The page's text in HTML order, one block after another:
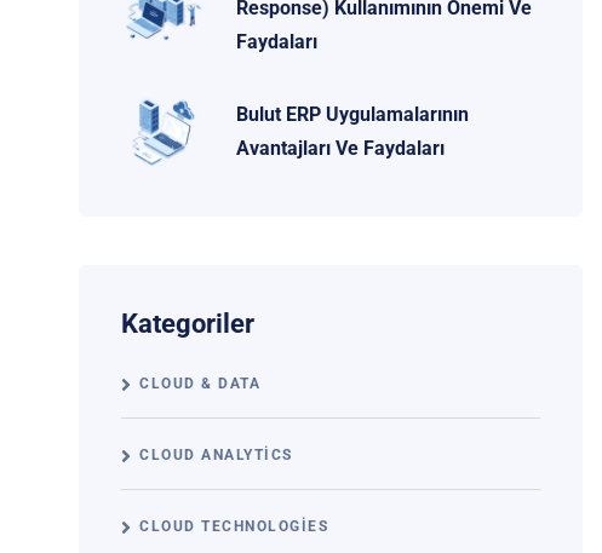
Response) Kullanımının Önemi Ve
Faydaları
Bulut ERP Uygulamalarının
Avantajları Ve Faydaları
Kategoriler
CLOUD & DATA
CLOUD ANALYTICS
CLOUD TECHNOLOGIES